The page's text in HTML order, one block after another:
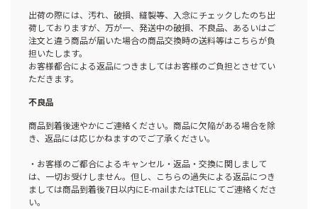
出荷の際には、汚れ、破損、縫製等、入念にチェックしたのち出
荷しておりますが、万が一、発送中の破損、不良品、あるいはご
注文と違う商品が届いた場合の商品交換時の送料等はこちらが負
担いたします。
お客様都合による返品につきましてはお客様のご負担とさせてい
ただきます。
不良品
商品到着後速やかにご連絡ください。商品に欠陥がある場合を除
き、返品には応じかねますのでご了承ください。
・お客様のご都合によるキャンセル・返品・交換に関しまして
は、一切お受けしません。但し、こちらの過失による返品につき
ましては商品到着後7日以内にE-mailまたはTELにてご連絡くださ
い。